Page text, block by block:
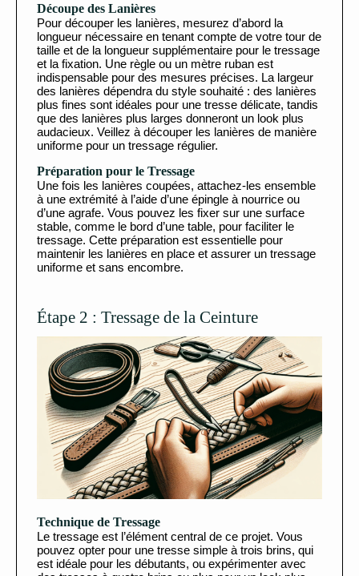
Découpe des Lanières
Pour découper les lanières, mesurez d’abord la
longueur nécessaire en tenant compte de votre tour de
taille et de la longueur supplémentaire pour le tressage
et la fixation. Une règle ou un mètre ruban est
indispensable pour des mesures précises. La largeur
des lanières dépendra du style souhaité : des lanières
plus fines sont idéales pour une tresse délicate, tandis
que des lanières plus larges donneront un look plus
audacieux. Veillez à découper les lanières de manière
uniforme pour un tressage régulier.
Préparation pour le Tressage
Une fois les lanières coupées, attachez-les ensemble
à une extrémité à l’aide d’une épingle à nourrice ou
d’une agrafe. Vous pouvez les fixer sur une surface
stable, comme le bord d’une table, pour faciliter le
tressage. Cette préparation est essentielle pour
maintenir les lanières en place et assurer un tressage
uniforme et sans encombre.
Étape 2 : Tressage de la Ceinture
Technique de Tressage
Le tressage est l’élément central de ce projet. Vous
pouvez opter pour une tresse simple à trois brins, qui
est idéale pour les débutants, ou expérimenter avec